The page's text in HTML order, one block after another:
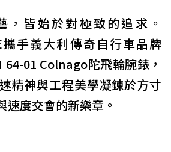
，皆始於對極致的追求。
攜手義大利傳奇自行車品牌
01 Colnago陀飛輪腕錶，
精神與工程美學凝鍊於方寸
速度交會的新樂章。